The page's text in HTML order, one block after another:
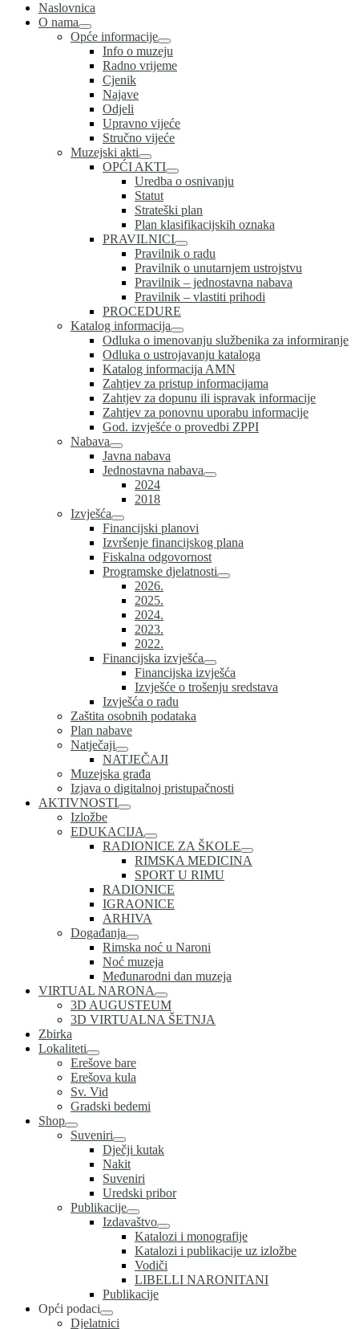
Naslovnica
O nama
Opće informacije
Info o muzeju
Radno vrijeme
Cjenik
Najave
Odjeli
Upravno vijeće
Stručno vijeće
Muzejski akti
OPĆI AKTI
Uredba o osnivanju
Statut
Strateški plan
Plan klasifikacijskih oznaka
PRAVILNICI
Pravilnik o radu
Pravilnik o unutarnjem ustrojstvu
Pravilnik – jednostavna nabava
Pravilnik – vlastiti prihodi
PROCEDURE
Katalog informacija
Odluka o imenovanju službenika za informiranje
Odluka o ustrojavanju kataloga
Katalog informacija AMN
Zahtjev za pristup informacijama
Zahtjev za dopunu ili ispravak informacije
Zahtjev za ponovnu uporabu informacije
God. izvješće o provedbi ZPPI
Nabava
Javna nabava
Jednostavna nabava
2024
2018
Izvješća
Financijski planovi
Izvršenje financijskog plana
Fiskalna odgovornost
Programske djelatnosti
2026.
2025.
2024.
2023.
2022.
Financijska izvješća
Financijska izvješća
Izvješće o trošenju sredstava
Izvješća o radu
Zaštita osobnih podataka
Plan nabave
Natječaji
NATJEČAJI
Muzejska građa
Izjava o digitalnoj pristupačnosti
AKTIVNOSTI
Izložbe
EDUKACIJA
RADIONICE ZA ŠKOLE
RIMSKA MEDICINA
SPORT U RIMU
RADIONICE
IGRAONICE
ARHIVA
Događanja
Rimska noć u Naroni
Noć muzeja
Međunarodni dan muzeja
VIRTUAL NARONA
3D AUGUSTEUM
3D VIRTUALNA ŠETNJA
Zbirka
Lokaliteti
Erešove bare
Erešova kula
Sv. Vid
Gradski bedemi
Shop
Suveniri
Dječji kutak
Nakit
Suveniri
Uredski pribor
Publikacije
Izdavaštvo
Katalozi i monografije
Katalozi i publikacije uz izložbe
Vodiči
LIBELLI NARONITANI
Publikacije
Opći podaci
Djelatnici